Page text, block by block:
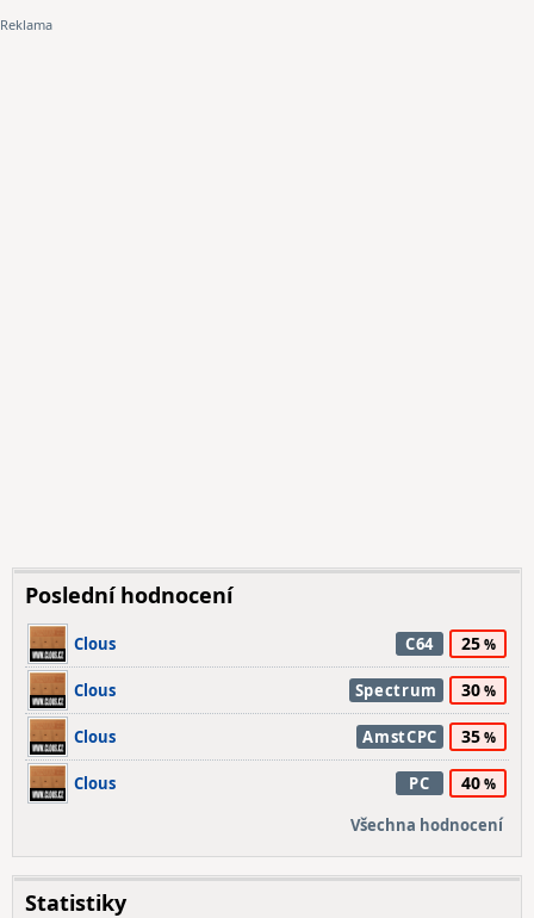
Poslední hodnocení
Clous C64 25
Clous Spectrum 30
Clous AmstCPC 35
Clous PC 40
Všechna hodnocení
Statistiky